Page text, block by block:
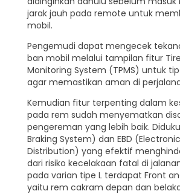
jarak jauh pada remote untuk
mobil.
Pengemudi dapat mengecek
ban mobil melalui tampilan fitur
Monitoring System (TPMS) untuk
agar memastikan aman di
Kemudian fitur terpenting dalam
pada rem sudah menyematkan
pengereman yang lebih baik.
Braking System) dan EBD
Distribution) yang efektif
dari risiko kecelakaan fatal di
pada varian tipe L terdapat Front
yaitu rem cakram depan dan